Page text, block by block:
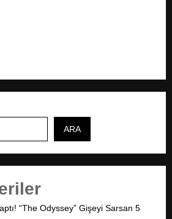
ARA
“The Odyssey” Gişeyi Sarsan 5